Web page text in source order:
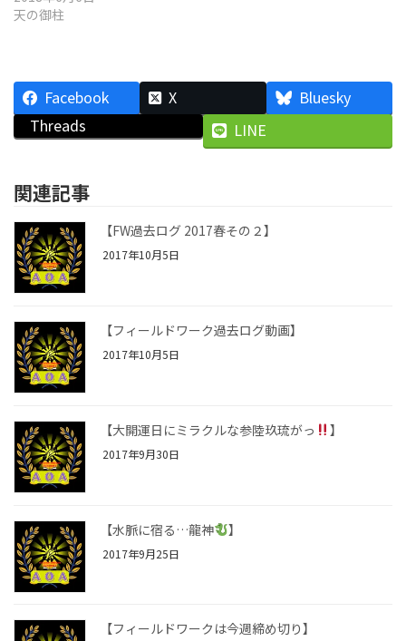
天の御柱
Facebook X
Bluesky
Threads
LINE
関連記事
【FW過去ログ 2017春その２】
2017年10月5日
【フィールドワーク過去ログ動画】
2017年10月5日
【大開運日にミラクルな参陸玖琉がっ 】
2017年9月30日
【水脈に宿る…龍神 】
2017年9月25日
【フィールドワークは今週締め切り】